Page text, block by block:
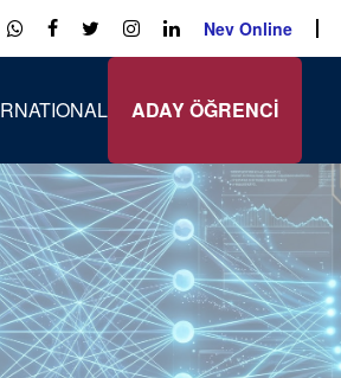
Nev Online
ADAY ÖĞRENCİ